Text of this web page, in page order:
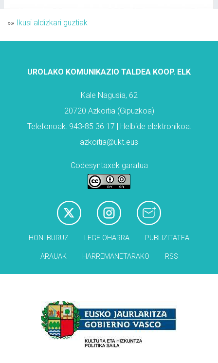
»» Ikusi aldizkari guztiak
UROLAKO KOMUNIKAZIO TALDEA KOOP. ELK
Kale Nagusia, 62
20720 Azkoitia (Gipuzkoa)
Telefonoak: 943-85 36 17 | Helbide elektronikoa:
azkoitia@ukt.eus
Codesyntaxek garatua
HONI BURUZ LEGE OHARRA PUBLIZITATEA
ARAUAK HARREMANETARAKO RSS